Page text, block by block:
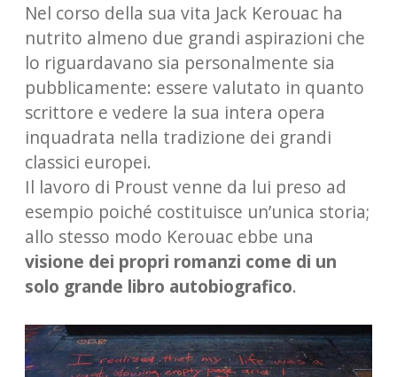
Nel corso della sua vita Jack Kerouac ha
nutrito almeno due grandi aspirazioni che
lo riguardavano sia personalmente sia
pubblicamente: essere valutato in quanto
scrittore e vedere la sua intera opera
inquadrata nella tradizione dei grandi
classici europei.
Il lavoro di Proust venne da lui preso ad
esempio poiché costituisce un’unica storia;
allo stesso modo Kerouac ebbe una
visione dei propri romanzi come di un
solo grande libro autobiografico.